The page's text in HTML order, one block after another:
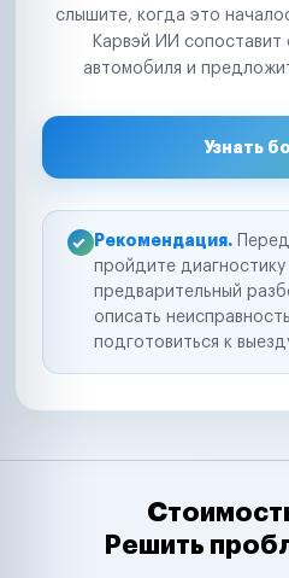
слышите, когда это
Карвэй ИИ
автомобиля и
Узнать
Рекомендация.
пройдите
предварительный
описать
подготовиться к
Решить